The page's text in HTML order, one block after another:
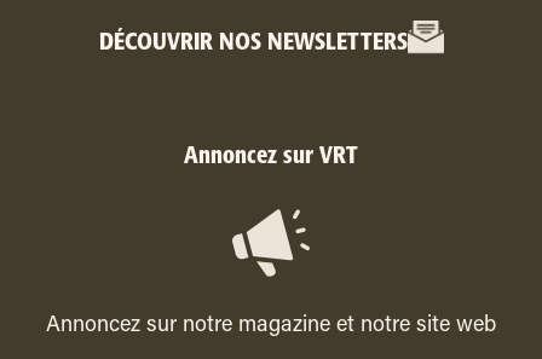
DÉCOUVRIR NOS NEWSLETTERS
Annoncez sur VRT
Annoncez sur notre magazine et notre site web